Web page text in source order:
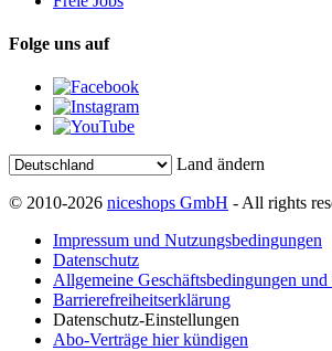
Folge uns auf
Land ändern
© 2010-2026 niceshops GmbH - All rights
Impressum und Nutzungsbedingungen
Datenschutz
Allgemeine Geschäftsbedingungen
Barrierefreiheitserklärung
Datenschutz-Einstellungen
Abo-Verträge hier kündigen